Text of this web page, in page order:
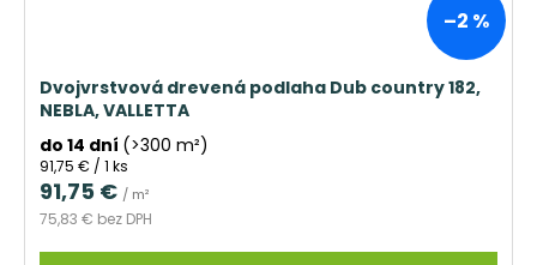
–2 %
Dvojvrstvová drevená podlaha Dub country 182,
NEBLA, VALLETTA
do 14 dní (>300 m²)
75,83 € bez DPH
91,75 € / m²
Jednotková
cena:
91,75 € / 1 ks